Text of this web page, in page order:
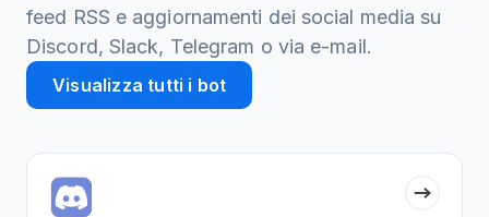
feed RSS e aggiornamenti dei social media su
Discord, Slack, Telegram o via e-mail.
Visualizza tutti i bot